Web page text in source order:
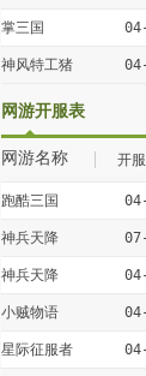
掌三国
神风特工猪
网游开服表
网游名称 开
跑酷三国
神兵天降
神兵天降
小贼物语
星际征服者